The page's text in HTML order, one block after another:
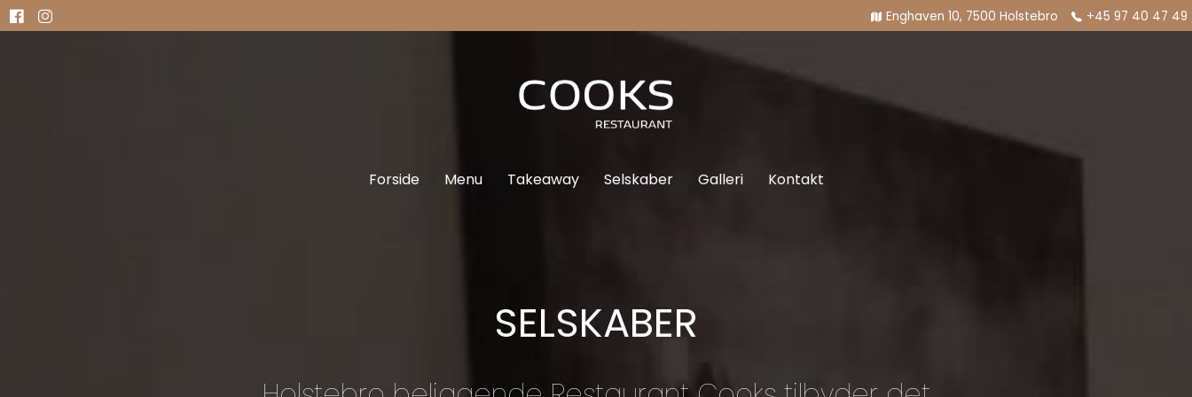
Forside Menu Takeaway Selskaber Galleri Kontakt
Enghaven 10, 7500 Holstebro +45 97 40 47 49
SELSKABER